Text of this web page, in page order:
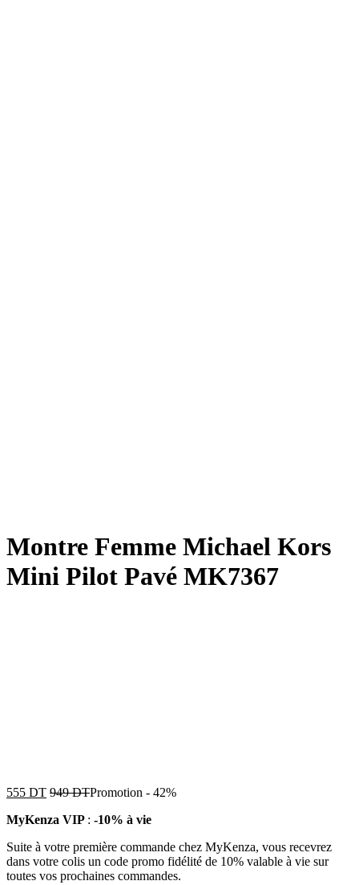
Montre Femme Michael Kors
Mini Pilot Pavé MK7367
555 DT 949DTPromotion - 42%
MyKenza VIP : -10% à vie
Suite à votre première commande chez MyKenza, vous recevrez
dans votre colis un code promo fidélité de 10% valable à vie sur
toutes vos prochaines commandes.